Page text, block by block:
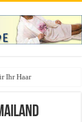
Ihr Haar